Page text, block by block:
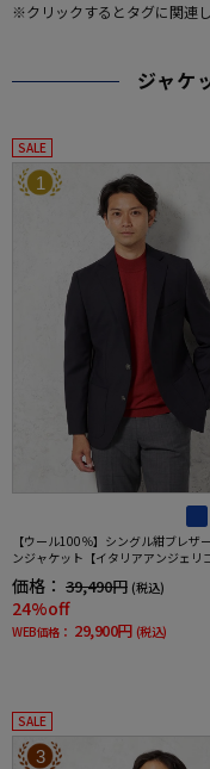
※クリックするとタグに関連
ジャケ
SALE
1
【ウール100％】シングル紺ブレザ
ンジャケット【イタリアアンジェリ
地】ネイビー無地リッケンバッカー通
価格： 39,490円 (税込)
24%off
WEB価格： 29,900円 (税込)
SALE
3